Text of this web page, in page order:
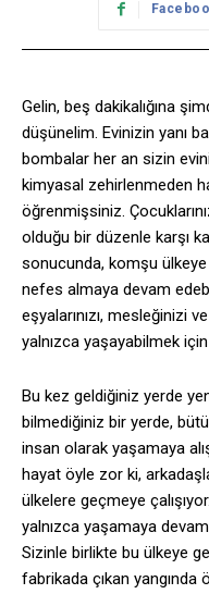
Gelin, beş dakikalığına
düşünelim. Evinizin yanı
bombalar her an sizin
kimyasal zehirlenmeden
öğrenmişsiniz.
olduğu bir düzenle karşı
sonucunda, komşu
nefes almaya devam
eşyalarınızı, mesleğinizi
yalnızca yaşayabilmek
Bu kez geldiğiniz yerde
bilmediğiniz bir yerde,
insan olarak yaşamaya
hayat öyle zor ki,
ülkelere geçmeye
yalnızca yaşamaya
Sizinle birlikte bu ülkeye
fabrikada çıkan